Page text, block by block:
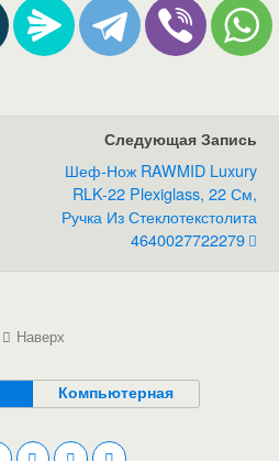
Следующая Запись
Шеф-Нож RAWMID Luxury
RLK-22 Plexiglass, 22 См,
Ручка Из Стеклотекстолита
4640027722279
Наверх
Компьютерная